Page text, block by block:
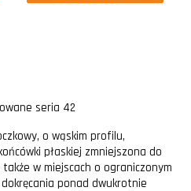
seria 42
o wąskim profilu,
płaskiej zmniejszona do
w miejscach o ograniczonym
ponad dwukrotnie